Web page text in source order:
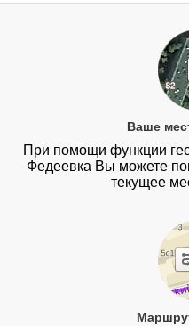
Ваше
При помощи функции
Федеевка Вы можете
текущее